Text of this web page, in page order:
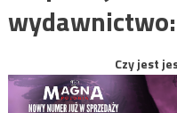
wydawnictwo:
Czy jest